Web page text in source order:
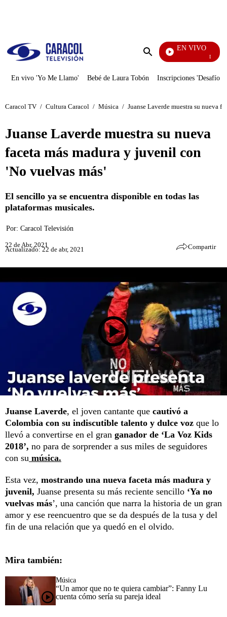
Enviar
EN VIVO
Día A Día
En vivo 'Yo Me Llamo' Bebé de Laura Tobón Inscripciones 'Desafío'
Caracol TV / Cultura Caracol / Música / Juanse Laverde muestra su nueva
Juanse Laverde muestra su nueva
faceta más madura y juvenil con
'No vuelvas más'
El sencillo ya se encuentra disponible en todas las
plataformas musicales.
Por: Caracol Televisión
22 de Abr, 2021
Actualizado: 22 de abr, 2021 Compartir
Juanse Laverde, el joven cantante que cautivó a
Colombia con su indiscutible talento y dulce voz que lo
llevó a convertirse en el gran ganador de ‘La Voz Kids
2018’, no para de sorprender a sus miles de seguidores
con su música.
Esta vez, mostrando una nueva faceta más madura y
juvenil, Juanse presenta su más reciente sencillo ‘Ya no
vuelvas más’, una canción que narra la historia de un gran
amor y ese reencuentro que se da después de la tusa y del
fin de una relación que ya quedó en el olvido.
Mira también:
Música
“Un amor que no te quiera cambiar”: Fanny Lu
cuenta cómo sería su pareja ideal